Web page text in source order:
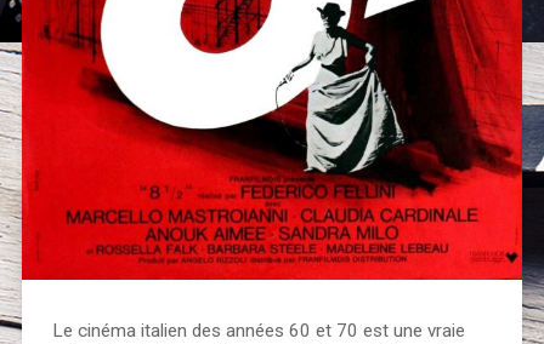
Le cinéma italien des années 60 et 70 est une vraie